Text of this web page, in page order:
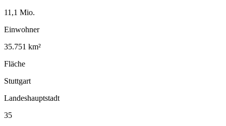
11,1 Mio.
Einwohner
35.751 km²
Fläche
Stuttgart
Landeshauptstadt
35